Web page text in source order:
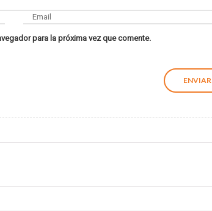
para la próxima vez que comente.